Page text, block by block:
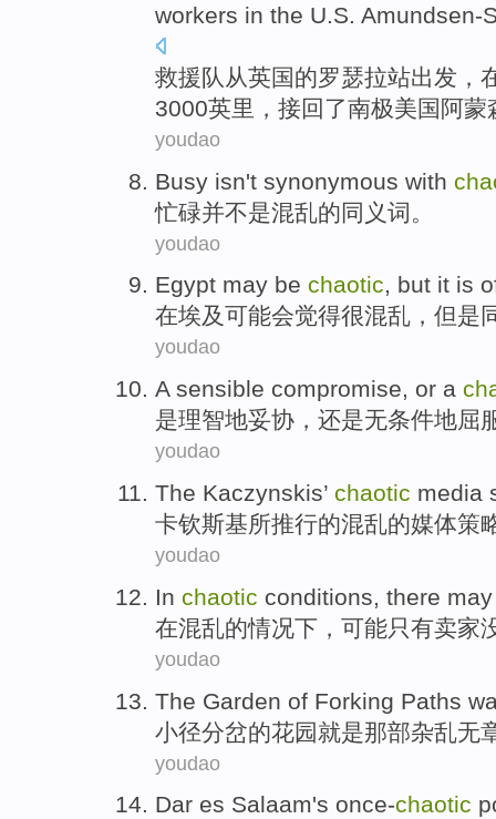
workers in the U.S. Amundsen-
救援队 从英国的罗瑟拉站出发 ，
3000英里 ，接回 了南极美国 阿蒙
youdao
Busy isn't synonymous with
忙碌并不是混乱的同义词 。
youdao
Egypt may be chaotic, but it is
在埃及可能会觉得很混乱 ， 但是
youdao
A sensible compromise, or a
是理智地妥协 ， 还是无条件地屈
youdao
The Kaczynskis’ chaotic media
卡钦斯基所推行的混乱的媒体策
youdao
In chaotic conditions, there
在混乱的情况下 ， 可能只有卖家
youdao
The Garden of Forking Paths
小径分岔的花园就是那部杂乱无
youdao
Dar es Salaam's once-chaotic